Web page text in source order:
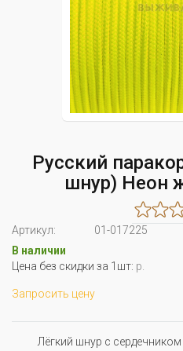
Русский
шнур) Неон
Артикул:
01-017225
В наличии
Цена без скидки за 1шт: р.
Запросить цену
Лёгкий шнур с